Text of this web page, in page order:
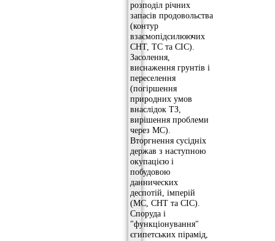
розподіл річних
запасів продовольства
(контур
взаємопідсилюючих
СНТ, ТС та СІС).
Засолення,
виснаження грунтів і
переселення
(погіршення
природних умов
внаслідок ТЗ,
вирішення проблеми
через МС).
Вторгнення сусідніх
держав з наступною
окупацією і
побудовою
даннических
деспотій, імперій
(МС, СНТ та СІС).
Споруда і
"функціонування"
єгипетських пірамід,